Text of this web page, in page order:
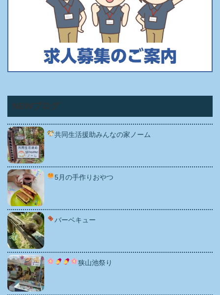
NEWブログ
共同生活援助みんなの家ノーム
5月の手作りおやつ
バーベキュー
狭山池祭り